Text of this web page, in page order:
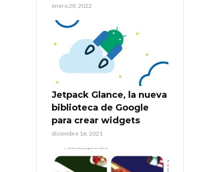
enero 28, 2022
Jetpack Glance, la nueva
biblioteca de Google
para crear widgets
diciembre 16, 2021